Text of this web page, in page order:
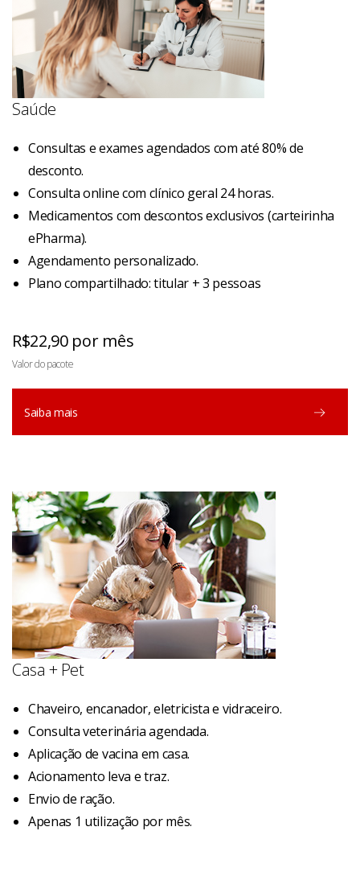
Saúde
Consultas e exames agendados com até 80% de
desconto.
Consulta online com clínico geral 24 horas.
Medicamentos com descontos exclusivos (carteirinha
ePharma).
Agendamento personalizado.
Plano compartilhado: titular + 3 pessoas
R$22,90 por mês
Valor do pacote
Saiba mais
Casa + Pet
Chaveiro, encanador, eletricista e vidraceiro.
Consulta veterinária agendada.
Aplicação de vacina em casa.
Acionamento leva e traz.
Envio de ração.
Apenas 1 utilização por mês.